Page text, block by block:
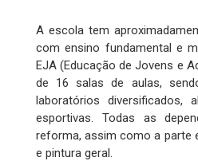
A escola tem
com ensino fundamental e
EJA (Educação de Jovens e
de 16 salas de aulas,
laboratórios diversificados,
esportivas. Todas as
reforma, assim como a parte
e pintura geral.